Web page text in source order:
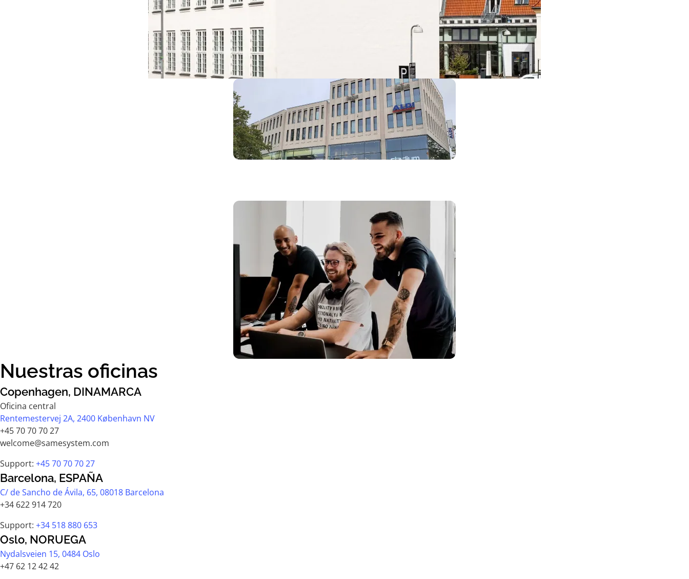
Nuestras oficinas
Copenhagen, DINAMARCA
Oficina central
Rentemestervej 2A, 2400 København NV
+45 70 70 70 27
welcome@samesystem.com
Support: +45 70 70 70 27
Barcelona, ESPAÑA
C/ de Sancho de Ávila, 65, 08018 Barcelona
+34 622 914 720
Support: +34 518 880 653
Oslo, NORUEGA
Nydalsveien 15, 0484 Oslo
+47 62 12 42 42